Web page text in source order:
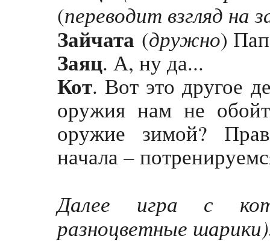
(переводит взгляд на
Зайчата (дружно)
Заяц. А, ну да...
Кот. Вот это другое
оружия нам не
оружие зимой?
начала –
Далее игра с
разноцветные